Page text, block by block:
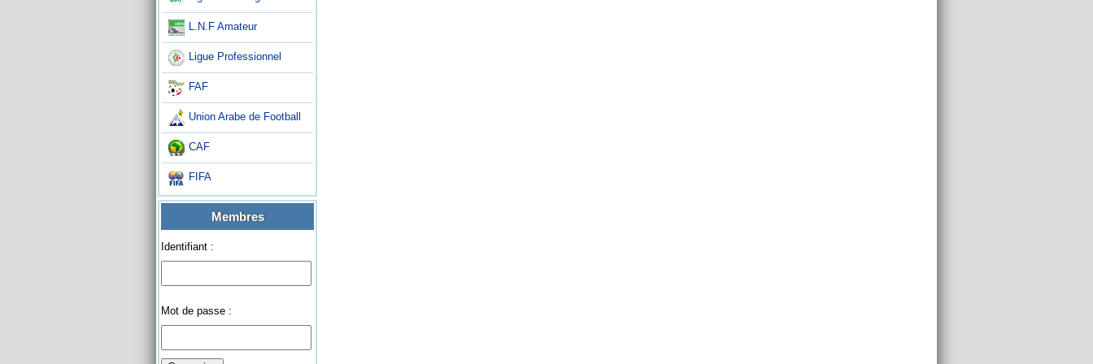
L.N.F Amateur
Ligue Professionnel
FAF
Union Arabe de Football
CAF
FIFA
Membres
Identifiant :
Mot de passe :